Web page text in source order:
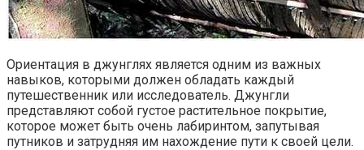
Ориентация в джунглях является одним из важных
навыков, которыми должен обладать каждый
путешественник или исследователь. Джунгли
представляют собой густое растительное покрытие,
которое может быть очень лабиринтом, запутывая
путников и затрудняя им нахождение пути к своей цели.